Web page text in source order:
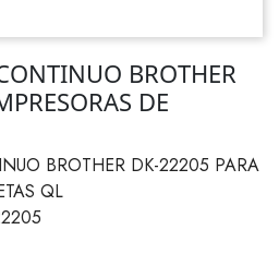
BROTHER
DE
BROTHER DK-22205 PARA
QL